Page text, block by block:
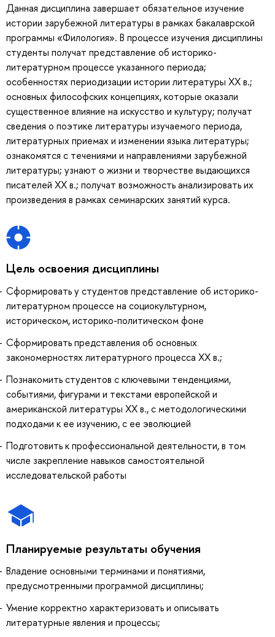
Данная дисциплина завершает обязательное изучение
истории зарубежной литературы в рамках бакалаврской
программы «Филология». В процессе изучения дисциплины
студенты получат представление об историко-
литературном процессе указанного периода;
особенностях периодизации истории литературы ХХ в.;
основных философских концепциях, которые оказали
существенное влияние на искусство и культуру; получат
сведения о поэтике литературы изучаемого периода,
литературных приемах и изменении языка литературы;
ознакомятся с течениями и направлениями зарубежной
литературы; узнают о жизни и творчестве выдающихся
писателей ХХ в.; получат возможность анализировать их
произведения в рамках семинарских занятий курса.
Цель освоения дисциплины
Сформировать у студентов представление об историко-
литературном процессе на социокультурном,
историческом, историко-политическом фоне
Сформировать представления об основных
закономерностях литературного процесса ХX в.;
Познакомить студентов с ключевыми тенденциями,
событиями, фигурами и текстами европейской и
американской литературы XX в., с методологическими
подходами к ее изучению, с ее эволюцией
Подготовить к профессиональной деятельности, в том
числе закрепление навыков самостоятельной
исследовательской работы
Планируемые результаты обучения
Владение основными терминами и понятиями,
предусмотренными программой дисциплины;
Умение корректно характеризовать и описывать
литературные явления и процессы;